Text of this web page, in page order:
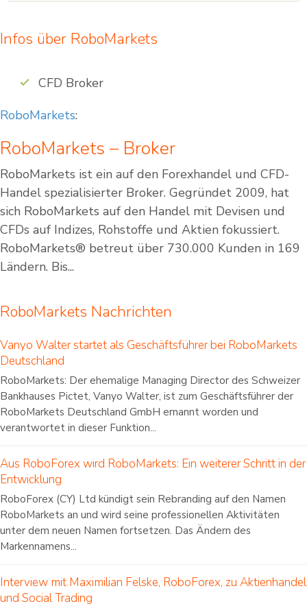
Infos über RoboMarkets
CFD Broker
RoboMarkets:
RoboMarkets – Broker
RoboMarkets ist ein auf den Forexhandel und CFD-
Handel spezialisierter Broker. Gegründet 2009, hat
sich RoboMarkets auf den Handel mit Devisen und
CFDs auf Indizes, Rohstoffe und Aktien fokussiert.
RoboMarkets® betreut über 730.000 Kunden in 169
Ländern. Bis...
RoboMarkets Nachrichten
Vanyo Walter startet als Geschäftsführer bei RoboMarkets
Deutschland
RoboMarkets: Der ehemalige Managing Director des Schweizer
Bankhauses Pictet, Vanyo Walter, ist zum Geschäftsführer der
RoboMarkets Deutschland GmbH ernannt worden und
verantwortet in dieser Funktion...
Aus RoboForex wird RoboMarkets: Ein weiterer Schritt in der
Entwicklung
RoboForex (CY) Ltd kündigt sein Rebranding auf den Namen
RoboMarkets an und wird seine professionellen Aktivitäten
unter dem neuen Namen fortsetzen. Das Ändern des
Markennamens...
Interview mit Maximilian Felske, RoboForex, zu Aktienhandel
und Social Trading